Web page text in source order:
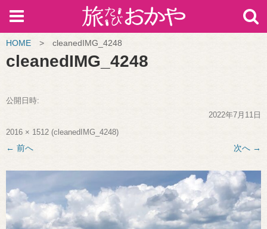
HOME > cleanedIMG_4248
cleanedIMG_4248
公開日時:
2022年7月11日
2016 × 1512 (cleanedIMG_4248)
← 前へ 次へ →